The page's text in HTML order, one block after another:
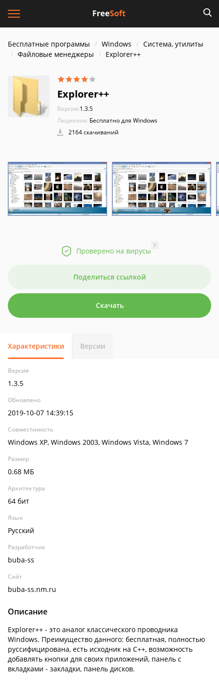
Бесплатные программы Windows
Система, утилиты
Файловые менеджеры
Explorer++
Explorer++
Версия:1.3.5
Лицензия: Бесплатно для Windows
2164 скачиваний
Проверено на вирусы
?
Поделиться ссылкой
Скачать
Характеристики Версии
Версия
1.3.5
Обновлено
2019-10-07 14:39:15
Совместимость
Windows XP, Windows 2003, Windows Vista, Windows 7
Размер
0.68 МБ
Архитектура
64 бит
Язык
Русский
Разработчик
buba-ss
Сайт
buba-ss.nm.ru
Описание
Explorer++ - это аналог классического проводника
Windows. Преимущество данного: бесплатная, полностью
руссифицирована, есть исходник на С++, возможность
добавлять кнопки для своих приложений, панель с
вкладками - закладки, панель дисков.